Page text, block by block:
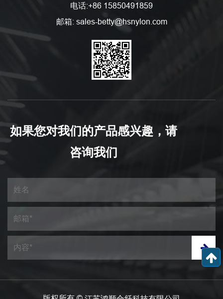
电话:+86 15850491859
邮箱: sales-betty@hsnylon.com
如果您对我们的产品感兴趣，请
咨询我们